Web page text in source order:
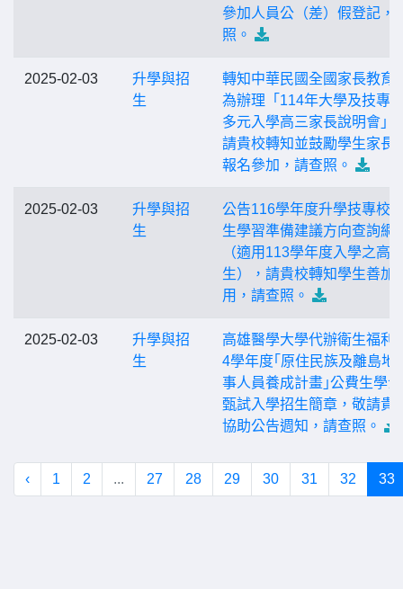
參加人員公（差）假登記，
照。
2025-02-03
升學與招
生
轉知中華民國全國家長教育
為辦理「114年大學及技專
多元入學高三家長說明會」
請貴校轉知並鼓勵學生家長
報名參加，請查照。
2025-02-03
升學與招
生
公告116學年度升學技專校
生學習準備建議方向查詢網
（適用113學年度入學之高
生），請貴校轉知學生善加
用，請查照。
2025-02-03
升學與招
生
高雄醫學大學代辦衛生福利
4學年度｢原住民族及離島地
事人員養成計畫｣公費生學
甄試入學招生簡章，敬請貴
協助公告週知，請查照。
‹ 1 2 ... 27 28 29 30 31 32 33